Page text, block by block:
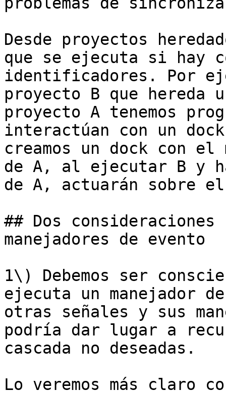
Desde proyectos
que se ejecuta si hay
identificadores. Por
proyecto B que hereda
proyecto A tenemos
interactúan con un
creamos un dock con
de A, al ejecutar B y
de A, actuarán sobre
## Dos
manejadores de evento
1\) Debemos ser
ejecuta un manejador
otras señales y sus
podría dar lugar a
cascada no deseadas.
Lo veremos más claro